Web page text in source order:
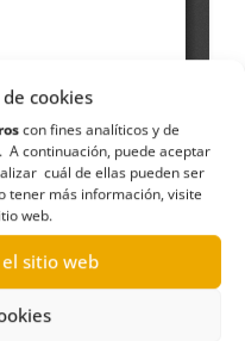
cookies
con fines analíticos y de
A continuación, puede aceptar
cuál de ellas pueden ser
tener más información, visite
web.
sitio web